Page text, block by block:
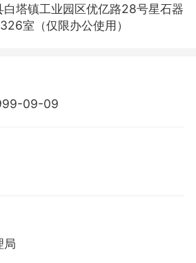
批发；电子元器件零售；电子
电子设备制造；信息技术咨询服
外围设备制造；安防设备制造；
联网应用服务；广告设计、代
询服务）；互联网销售（除销售
术进出口；货物进出口（除依法
营业执照依法自主开展经营活
塔镇工业园区优亿路28号星石器
室（仅限办公使用）
09-09
局